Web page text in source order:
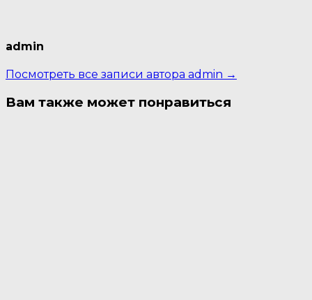
admin
Посмотреть все записи автора admin →
Вам также может понравиться